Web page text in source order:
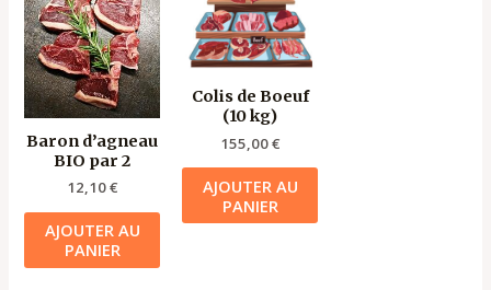
Baron d’agneau
BIO par 2
12,10€
AJOUTER AU
PANIER
Colis de Boeuf
(10 kg)
155,00€
AJOUTER AU
PANIER